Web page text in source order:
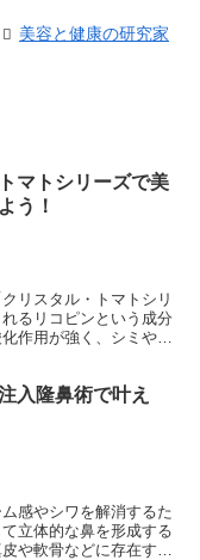
美容と健康の研究家
マトシリーズで美
う！
リスタル・トマトシリ
るリコピンという成分
作用が強く、シミやく
入隆鼻術で叶え
感やシワを解消するた
立体的な鼻を形成する
や軟骨などに存在する